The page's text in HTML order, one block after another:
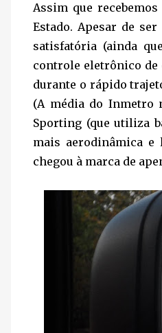
Assim que
Estado. Apesar de
satisfatória (ainda
controle eletrônico de
durante o rápido
(A média do Inmetro
Sporting (que utiliza
mais aerodinâmica e
chegou à marca de